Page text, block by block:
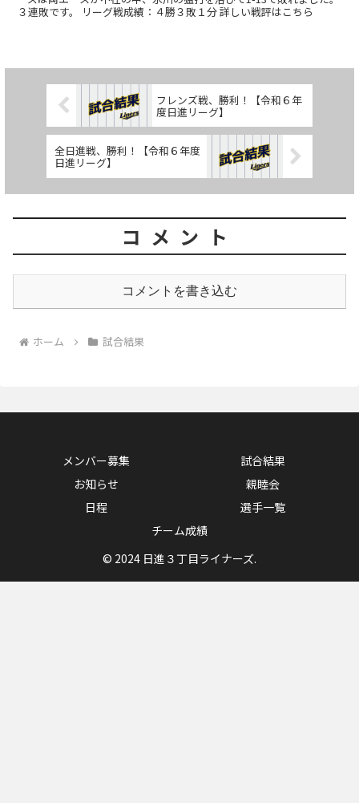
３連敗です。 リーグ戦成績：４勝３敗１分 詳しい戦評はこちら
フレンズ戦、勝利！【令和６年
度日進リーグ】
全日進戦、勝利！【令和６年度
日進リーグ】
コメント
コメントを書き込む
ホーム 試合結果
メンバー募集
試合結果
お知らせ
親睦会
日程
選手一覧
チーム成績
© 2024 日進３丁目ライナーズ.